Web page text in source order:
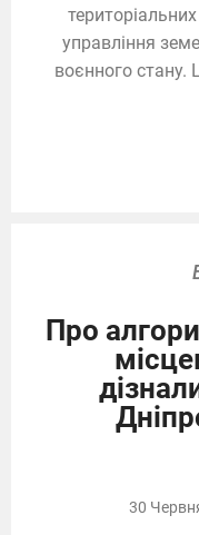
управління
воєнного стану.
Про
30